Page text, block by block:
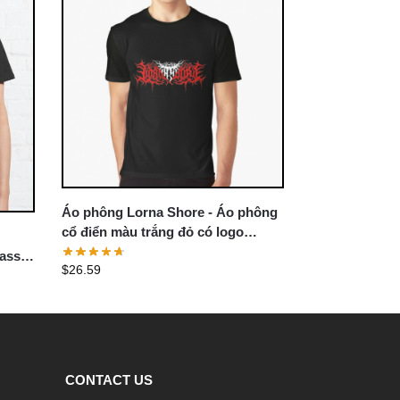
Áo phông Lorna Shore - Áo phông
cổ điển màu trắng đỏ có logo
Lorna Shore
$26.59
CONTACT US